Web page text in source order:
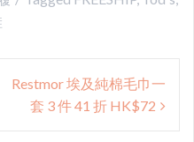
Restmor 埃及純棉毛巾一
套 3 件 41 折 HK$72